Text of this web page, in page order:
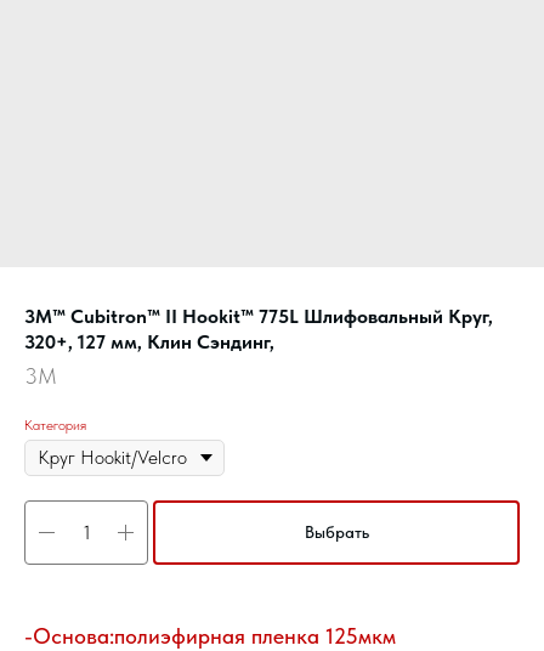
3M™ Cubitron™ II Hookit™ 775L Шлифовальный Круг,
320+, 127 мм, Клин Сэндинг,
3M
Категория
Выбрать
-Основа:полиэфирная пленка 125мкм